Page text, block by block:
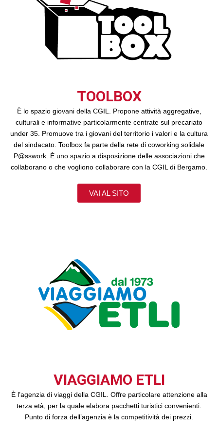
TOOLBOX
È lo spazio giovani della CGIL. Propone attività aggregative,
culturali e informative particolarmente centrate sul precariato
under 35. Promuove tra i giovani del territorio i valori e la cultura
del sindacato. Toolbox fa parte della rete di coworking solidale
P@sswork. È uno spazio a disposizione delle associazioni che
collaborano o che vogliono collaborare con la CGIL di Bergamo.
VAI AL SITO
VIAGGIAMO ETLI
È l’agenzia di viaggi della CGIL. Offre particolare attenzione alla
terza età, per la quale elabora pacchetti turistici convenienti.
Punto di forza dell’agenzia è la competitività dei prezzi.